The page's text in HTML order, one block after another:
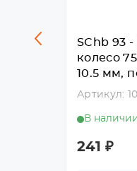
SChb 93
колесо
10.5 мм,
черн.
Артикул:
В
241 ₽